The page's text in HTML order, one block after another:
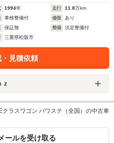
1994年 走行 11.8万km
車検整備付 修復
あり
保証無 整備
法定整備付
三重県松阪市
見積依頼
クラスワゴン パワステ（全国）の中古車
ールを受け取る